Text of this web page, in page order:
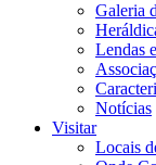
Galeria
Lendas
Notícias
Visitar
Locais